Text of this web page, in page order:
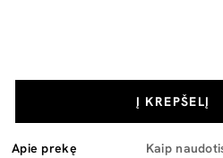
Į KREPŠELĮ
Apie prekę Kaip